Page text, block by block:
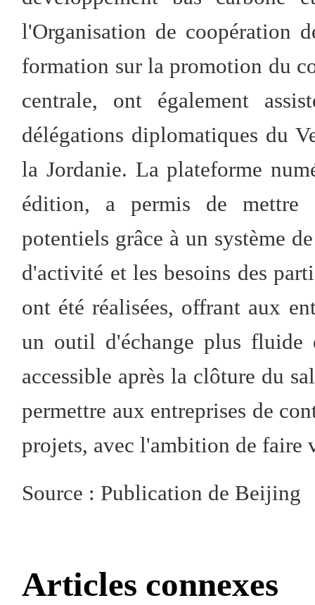
l'Organisation de coopération
formation sur la promotion du
centrale, ont également
délégations diplomatiques du
la Jordanie. La plateforme
édition, a permis de mettre
potentiels grâce à un système
d'activité et les besoins des
ont été réalisées, offrant aux
un outil d'échange plus fluide
accessible après la clôture du
permettre aux entreprises de
projets, avec l'ambition de faire
Source : Publication de Beijing
Articles connexes